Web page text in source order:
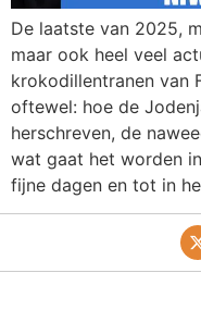
De laatste van 2025,
maar ook heel veel
krokodillentranen van
oftewel: hoe de
herschreven, de
wat gaat het worden
fijne dagen en tot in